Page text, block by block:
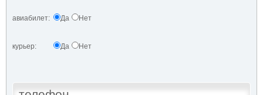
авиабилет: Да Нет
курьер: Да Нет